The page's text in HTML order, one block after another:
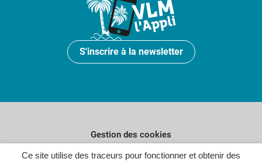
Ce site utilise des traceurs pour fonctionner et obtenir des
S'inscrire à la newsletter
Gestion des cookies
Plan du site